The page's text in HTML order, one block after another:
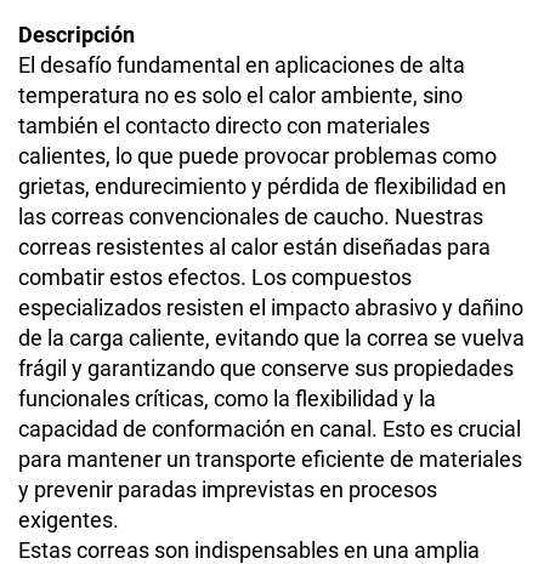
Descripción
El desafío fundamental en aplicaciones de alta
temperatura no es solo el calor ambiente, sino
también el contacto directo con materiales
calientes, lo que puede provocar problemas como
grietas, endurecimiento y pérdida de flexibilidad en
las correas convencionales de caucho. Nuestras
correas resistentes al calor están diseñadas para
combatir estos efectos. Los compuestos
especializados resisten el impacto abrasivo y dañino
de la carga caliente, evitando que la correa se vuelva
frágil y garantizando que conserve sus propiedades
funcionales críticas, como la flexibilidad y la
capacidad de conformación en canal. Esto es crucial
para mantener un transporte eficiente de materiales
y prevenir paradas imprevistas en procesos
exigentes.
Estas correas son indispensables en una amplia